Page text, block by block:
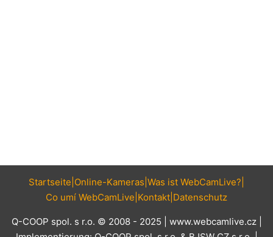
Startseite Online-Kameras Was ist WebCamLive?
Co umí WebCamLive Kontakt Datenschutz
Q-COOP spol. s r.o. © 2008 - 2025 | www.webcamlive.cz|